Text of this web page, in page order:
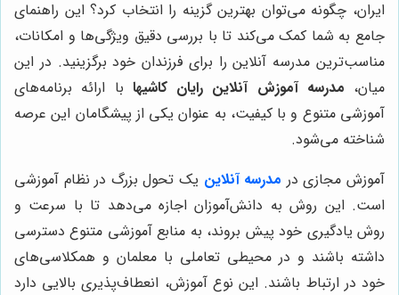
ایران، چگونه می‌توان بهترین گزینه را انتخاب کرد؟ این راهنمای
جامع به شما کمک می‌کند تا با بررسی دقیق ویژگی‌ها و امکانات،
مناسب‌ترین مدرسه آنلاین را برای فرزندان خود برگزینید. در این
میان، مدرسه آموزش آنلاین رایان کاشیها با ارائه برنامه‌های
آموزشی متنوع و با کیفیت، به عنوان یکی از پیشگامان این عرصه
شناخته می‌شود.
آموزش مجازی در مدرسه آنلاین یک تحول بزرگ در نظام آموزشی
است. این روش به دانش‌آموزان اجازه می‌دهد تا با سرعت و
روش یادگیری خود پیش بروند، به منابع آموزشی متنوع دسترسی
داشته باشند و در محیطی تعاملی با معلمان و همکلاسی‌های
خود در ارتباط باشند. این نوع آموزش، انعطاف‌پذیری بالایی دارد